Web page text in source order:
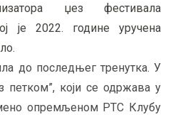
џез фестивала
је 2022. године уручена
до последњег тренутка. У
петком”, који се одржава у
опремљеном РТС Клубу